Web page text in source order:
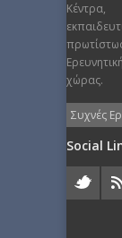
χώρας.
Συχνές
Social